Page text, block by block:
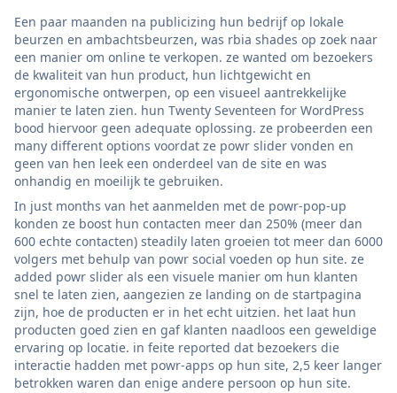
Een paar maanden na publicizing hun bedrijf op lokale
beurzen en ambachtsbeurzen, was rbia shades op zoek naar
een manier om online te verkopen. ze wanted om bezoekers
de kwaliteit van hun product, hun lichtgewicht en
ergonomische ontwerpen, op een visueel aantrekkelijke
manier te laten zien. hun Twenty Seventeen for WordPress
bood hiervoor geen adequate oplossing. ze probeerden een
many different options voordat ze powr slider vonden en
geen van hen leek een onderdeel van de site en was
onhandig en moeilijk te gebruiken.
In just months van het aanmelden met de powr-pop-up
konden ze boost hun contacten meer dan 250% (meer dan
600 echte contacten) steadily laten groeien tot meer dan 6000
volgers met behulp van powr social voeden op hun site. ze
added powr slider als een visuele manier om hun klanten
snel te laten zien, aangezien ze landing on de startpagina
zijn, hoe de producten er in het echt uitzien. het laat hun
producten goed zien en gaf klanten naadloos een geweldige
ervaring op locatie. in feite reported dat bezoekers die
interactie hadden met powr-apps op hun site, 2,5 keer langer
betrokken waren dan enige andere persoon op hun site.